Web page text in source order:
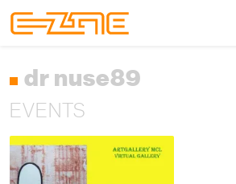
dr nuse89
EVENTS